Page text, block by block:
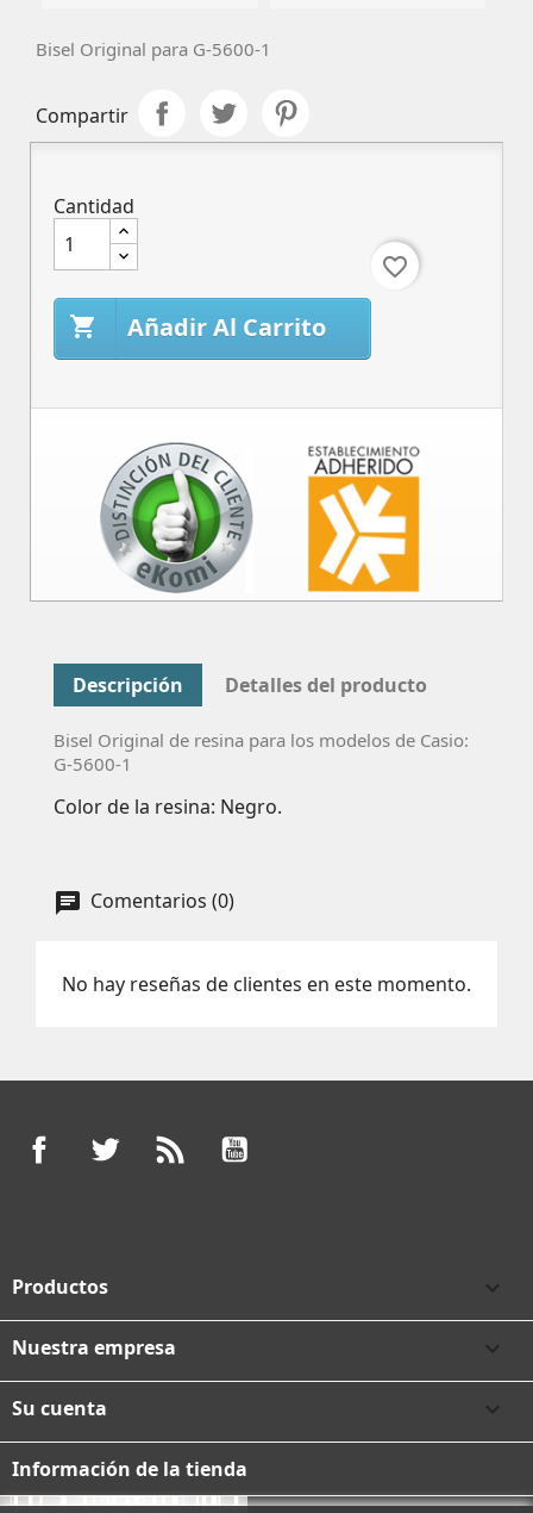
Bisel Original para G-5600-1
Compartir
Cantidad
 Añadir Al Carrito
favorite_border
Descripción Detalles del producto
Bisel Original de resina para los modelos de Casio:
G-5600-1
Color de la resina: Negro.
Comentarios (0)
No hay reseñas de clientes en este momento.
FacebookTwitter
Productos 
Nuestra empresa 
Su cuenta 
Información de la tienda